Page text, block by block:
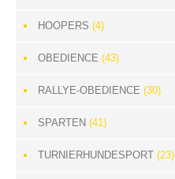
HOOPERS (4)
OBEDIENCE (43)
RALLYE-OBEDIENCE (30)
SPARTEN (41)
TURNIERHUNDESPORT (23)